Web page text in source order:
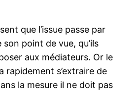
que l’issue passe par
son point de vue, qu’ils
aux médiateurs. Or le
rapidement s’extraire de
la mesure il ne doit pas